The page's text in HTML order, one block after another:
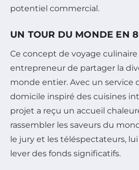
potentiel commercial.
UN TOUR DU MONDE EN
Ce concept de voyage
entrepreneur de partager la
monde entier. Avec un service
domicile inspiré des cuisines
projet a reçu un accueil
rassembler les saveurs du
le jury et les téléspectateurs,
lever des fonds significatifs.